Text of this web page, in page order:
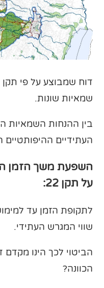
שמאיות שונות.
בין ההנחות השמאיות
העתידיים ההיפותטיים
השפעת משך הזמן
על תקן 22:
לתקופת הזמן עד
שווי המגרש העתידי.
הביטוי לכך הינו
הכוונה?